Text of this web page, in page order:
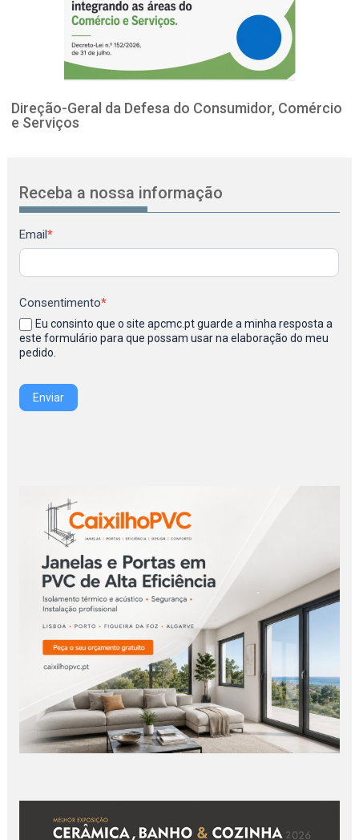
Direção-Geral da Defesa do Consumidor, Comércio
e Serviços
Receba a nossa informação
Newsletter
Email*
Consentimento*
Eu consinto que o site apcmc.pt guarde a minha resposta a
este formulário para que possam usar na elaboração do meu
pedido.
Enviar